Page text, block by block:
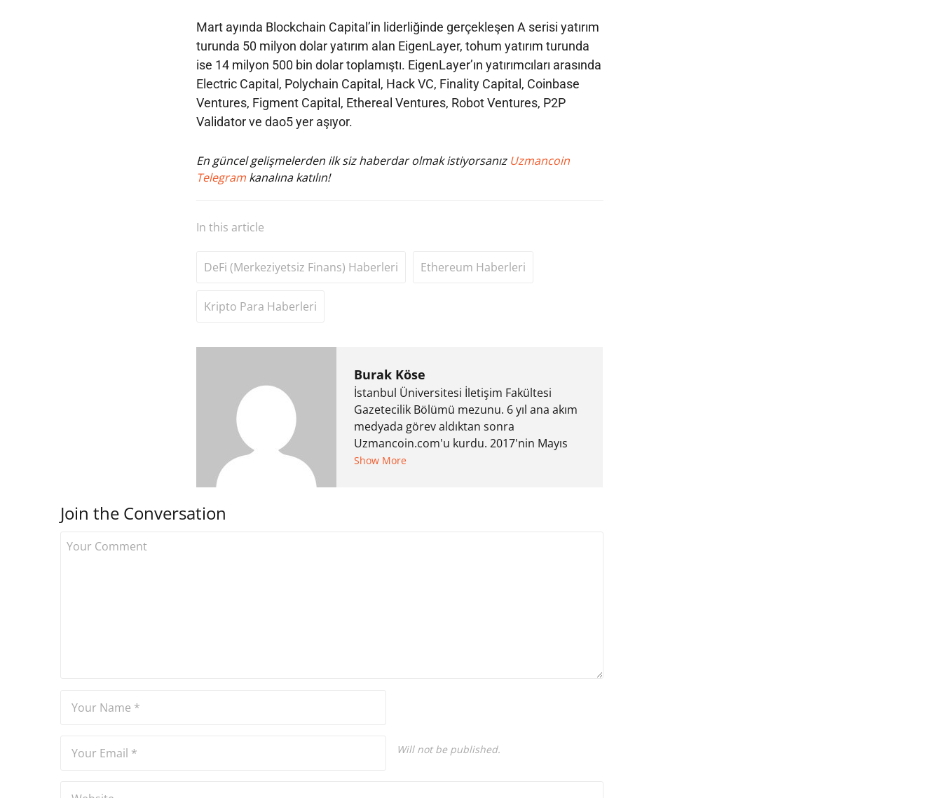
Mart ayında Blockchain Capital’in liderliğinde gerçekleşen A serisi yatırım
turunda 50 milyon dolar yatırım alan EigenLayer, tohum yatırım turunda
ise 14 milyon 500 bin dolar toplamıştı. EigenLayer’ın yatırımcıları arasında
Electric Capital, Polychain Capital, Hack VC, Finality Capital, Coinbase
Ventures, Figment Capital, Ethereal Ventures, Robot Ventures, P2P
Validator ve dao5 yer aşıyor.
En güncel gelişmelerden ilk siz haberdar olmak istiyorsanız Uzmancoin
Telegram kanalına katılın!
In this article
DeFi (Merkeziyetsiz Finans) Haberleri Ethereum Haberleri
Kripto Para Haberleri
Burak Köse
İstanbul Üniversitesi İletişim Fakültesi
Gazetecilik Bölümü mezunu. 6 yıl ana akım
medyada görev aldıktan sonra
Uzmancoin.com'u kurdu. 2017'nin Mayıs
ayından bu yana bilfiil kripto para
Show More
Join the Conversation
Will not be published.